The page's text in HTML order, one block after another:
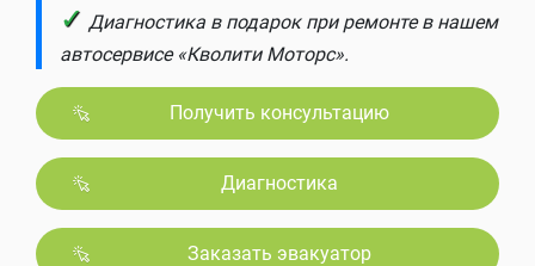
✓ Диагностика в подарок при ремонте в нашем
автосервисе «Кволити Моторс».
Получить консультацию
Диагностика
Заказать эвакуатор